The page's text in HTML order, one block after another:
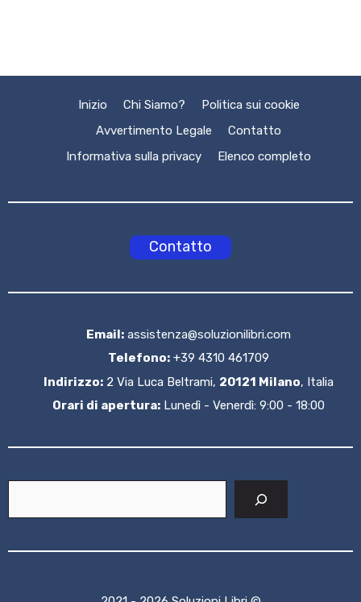
Inizio Chi Siamo?
Politica sui cookie
Avvertimento Legale
Contatto
Informativa sulla privacy
Elenco completo
Contatto
Email: assistenza@soluzionilibri.com
Telefono: +39 4310 461709
Indirizzo: 2 Via Luca Beltrami, 20121 Milano, Italia
Orari di apertura: Lunedì - Venerdì: 9:00 - 18:00